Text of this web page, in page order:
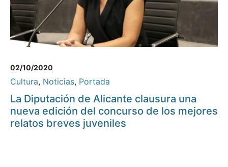
02/10/2020
Cultura, Noticias, Portada
La Diputación de Alicante clausura una
nueva edición del concurso de los mejores
relatos breves juveniles